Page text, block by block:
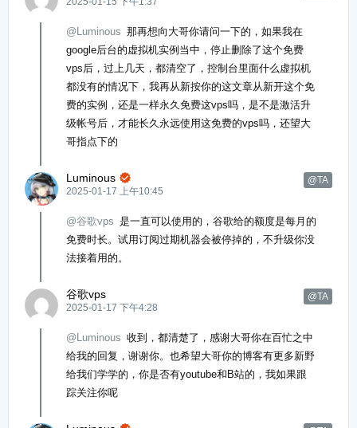
@Luminous 那再想向大哥你请问一下的，如果我在
google后台的虚拟机实例当中，停止删除了这个免费
vps后，过上几天，都清空了，控制台里面什么虚拟机
都没有的情况下，我再从新按你的这文章从新开这个免
费的实例，还是一样永久免费这vps吗，是不是激活升
级帐号后，才能长久永远使用这免费的vps吗，还望大
哥指点下的
Luminous @TA

2025-01-17 上午10:45
@谷歌vps 是一直可以使用的，谷歌给的额度是每月的
免费时长。试用订阅过期机器会被停掉的，不升级你没
法接着用的。
谷歌vps
@TA
2025-01-17 下午4:28
@Luminous 收到，都清楚了，感谢大哥你在百忙之中
给我的回复，谢谢你。也希望大哥你的博客有更多新野
给我们学学的，你是否有youtube和B站的，我如果跟
踪关注你呢